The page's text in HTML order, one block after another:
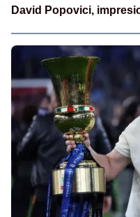
David Popovici,